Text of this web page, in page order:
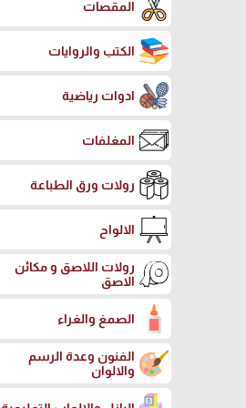
المقصات
الكتب والروايات
ادوات رياضية
المغلفات
رولات ورق الطباعة
الالواح
رولات اللاصق و مكائن
الاصق
الصمغ والغراء
الفنون وعدة الرسم
والالوان